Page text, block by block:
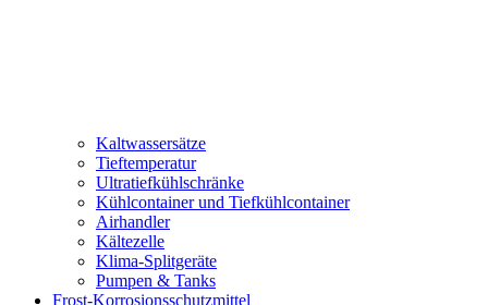
Kaltwassersätze
Tieftemperatur
Ultratiefkühlschränke
Kühlcontainer und Tiefkühlcontainer
Airhandler
Kältezelle
Klima-Splitgeräte
Pumpen & Tanks
Frost-Korrosionsschutzmittel